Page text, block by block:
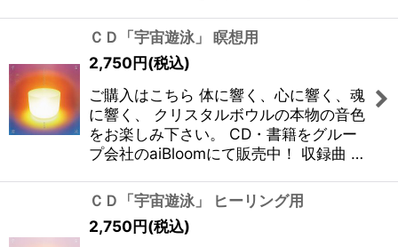
ＣＤ「宇宙遊泳」 瞑想用
2,750円(税込)
ご購入はこちら 体に響く、心に響く、魂
に響く、 クリスタルボウルの本物の音色
をお楽しみ下さい。 CD・書籍をグルー
プ会社のaiBloomにて販売中！ 収録曲 …
ＣＤ「宇宙遊泳」 ヒーリング用
2,750円(税込)